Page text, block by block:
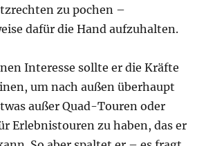
zu pochen –
dafür die Hand aufzuhalten.
Interesse sollte er die Kräfte
um nach außen überhaupt
außer Quad-Touren oder
Erlebnistouren zu haben, das er